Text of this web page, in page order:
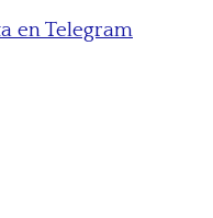
en Telegram